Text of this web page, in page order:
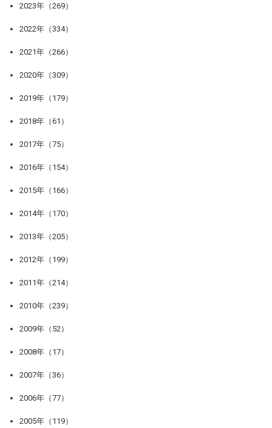
2023年（269）
2022年（334）
2021年（266）
2020年（309）
2019年（179）
2018年（61）
2017年（75）
2016年（154）
2015年（166）
2014年（170）
2013年（205）
2012年（199）
2011年（214）
2010年（239）
2009年（52）
2008年（17）
2007年（36）
2006年（77）
2005年（119）